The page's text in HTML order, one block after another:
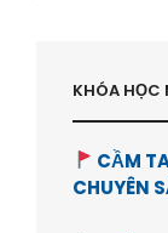
KHÓA HỌC
CẦM
CHUYÊN